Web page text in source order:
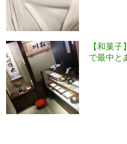
【和菓
で最中と